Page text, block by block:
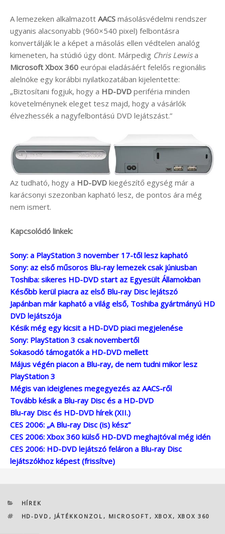
A lemezeken alkalmazott AACS másolásvédelmi rendszer
ugyanis alacsonyabb (960×540 pixel) felbontásra
konvertálják le a képet a másolás ellen védtelen analóg
kimeneten, ha stúdió úgy dönt. Márpedig Chris Lewisa
Microsoft Xbox 360 európai eladásáért felelős regionális
alelnöke egy korábbi nyilatkozatában kijelentette:
„Biztosítani fogjuk, hogy a HD-DVD periféria minden
követelménynek eleget tesz majd, hogy a vásárlók
élvezhessék a nagyfelbontású DVD lejátszást.”
Az tudható, hogy a HD-DVD kiegészítő egység már a
karácsonyi szezonban kapható lesz, de pontos ára még
nem ismert.
Kapcsolódó linkek:
Sony: a PlayStation 3 november 17-től lesz kapható
Sony: az első műsoros Blu-ray lemezek csak júniusban
Toshiba: sikeres HD-DVD start az Egyesült Államokban
Később kerül piacra az első Blu-ray Disc lejátszó
Japánban már kapható a világ első, Toshiba gyártmányú HD
DVD lejátszója
Késik még egy kicsit a HD-DVD piaci megjelenése
Sony: PlayStation 3 csak novembertől
Sokasodó támogatók a HD-DVD mellett
Május végén piacon a Blu-ray, de nem tudni mikor lesz
PlayStation 3
Mégis van ideiglenes megegyezés az AACS-ről
Tovább késik a Blu-ray Disc és a HD-DVD
Blu-ray Disc és HD-DVD hírek (XII.)
CES 2006: „A Blu-ray Disc (is) kész”
CES 2006: Xbox 360 külső HD-DVD meghajtóval még idén
CES 2006: HD-DVD lejátszó feláron a Blu-ray Disc
lejátszókhoz képest (frissítve)
KATEGÓRIÁK
HÍREK
CÍMKÉK
HD-DVD , JÁTÉKKONZOL , MICROSOFT , XBOX , XBOX 360